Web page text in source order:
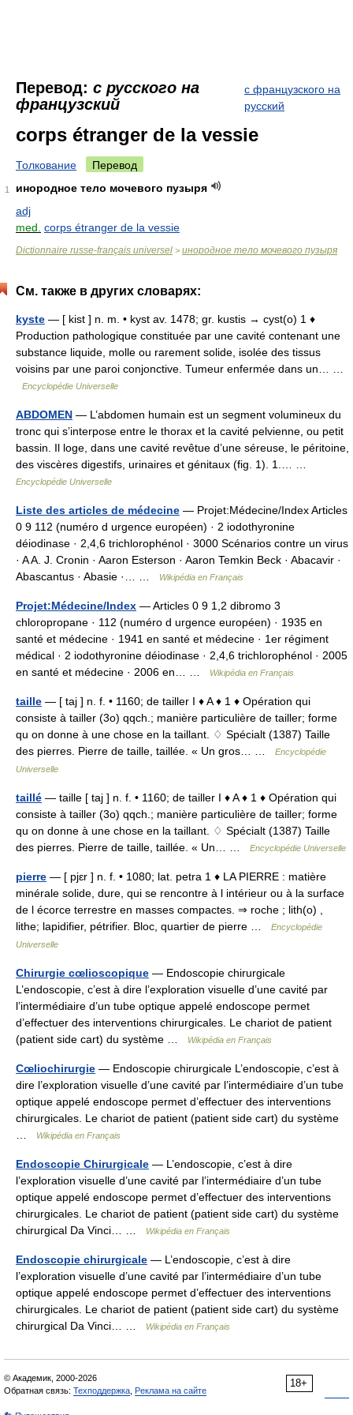
Перевод: с русского на
французский
с французского на
русский
corps étranger de la vessie
Толкование Перевод
1
инородное тело мочевого пузыря
adj
med. corps étranger de la vessie
Dictionnaire russe-français universel > инородное тело мочевого пузыря
См. также в других словарях:
kyste — [ kist ] n. m. • kyst av. 1478; gr. kustis → cyst(o) 1 ♦
Production pathologique constituée par une cavité contenant une
substance liquide, molle ou rarement solide, isolée des tissus
voisins par une paroi conjonctive. Tumeur enfermée dans un… …
Encyclopédie Universelle
ABDOMEN — L’abdomen humain est un segment volumineux du
tronc qui s’interpose entre le thorax et la cavité pelvienne, ou petit
bassin. Il loge, dans une cavité revêtue d’une séreuse, le péritoine,
des viscères digestifs, urinaires et génitaux (fig. 1). 1.… …
Encyclopédie Universelle
Liste des articles de médecine — Projet:Médecine/Index Articles
0 9 112 (numéro d urgence européen) · 2 iodothyronine
déiodinase · 2,4,6 trichlorophénol · 3000 Scénarios contre un virus
· A A. J. Cronin · Aaron Esterson · Aaron Temkin Beck · Abacavir ·
Abascantus · Abasie ·… …
Wikipédia en Français
Projet:Médecine/Index — Articles 0 9 1,2 dibromo 3
chloropropane · 112 (numéro d urgence européen) · 1935 en
santé et médecine · 1941 en santé et médecine · 1er régiment
médical · 2 iodothyronine déiodinase · 2,4,6 trichlorophénol · 2005
en santé et médecine · 2006 en… …
Wikipédia en Français
taille — [ taj ] n. f. • 1160; de tailler I ♦ A ♦ 1 ♦ Opération qui
consiste à tailler (3o) qqch.; manière particulière de tailler; forme
qu on donne à une chose en la taillant. ♢ Spécialt (1387) Taille
des pierres. Pierre de taille, taillée. « Un gros… …
Encyclopédie
Universelle
taillé — taille [ taj ] n. f. • 1160; de tailler I ♦ A ♦ 1 ♦ Opération qui
consiste à tailler (3o) qqch.; manière particulière de tailler; forme
qu on donne à une chose en la taillant. ♢ Spécialt (1387) Taille
des pierres. Pierre de taille, taillée. « Un… …
Encyclopédie Universelle
pierre — [ pjɛr ] n. f. • 1080; lat. petra 1 ♦ LA PIERRE : matière
minérale solide, dure, qui se rencontre à l intérieur ou à la surface
de l écorce terrestre en masses compactes. ⇒ roche ; lith(o) ,
lithe; lapidifier, pétrifier. Bloc, quartier de pierre …
Encyclopédie
Universelle
Chirurgie cœlioscopique — Endoscopie chirurgicale
L’endoscopie, c’est à dire l’exploration visuelle d’une cavité par
l’intermédiaire d’un tube optique appelé endoscope permet
d’effectuer des interventions chirurgicales. Le chariot de patient
(patient side cart) du système …
Wikipédia en Français
Cœliochirurgie — Endoscopie chirurgicale L’endoscopie, c’est à
dire l’exploration visuelle d’une cavité par l’intermédiaire d’un tube
optique appelé endoscope permet d’effectuer des interventions
chirurgicales. Le chariot de patient (patient side cart) du système
Wikipédia en Français
Endoscopie Chirurgicale — L’endoscopie, c’est à dire
l’exploration visuelle d’une cavité par l’intermédiaire d’un tube
optique appelé endoscope permet d’effectuer des interventions
chirurgicales. Le chariot de patient (patient side cart) du système
chirurgical Da Vinci… …
Wikipédia en Français
Endoscopie chirurgicale — L’endoscopie, c’est à dire
l’exploration visuelle d’une cavité par l’intermédiaire d’un tube
optique appelé endoscope permet d’effectuer des interventions
chirurgicales. Le chariot de patient (patient side cart) du système
chirurgical Da Vinci… …
Wikipédia en Français
18+
© Академик, 2000-2026
Обратная связь: Техподдержка Реклама на сайте